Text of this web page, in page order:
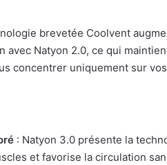
brevetée Coolvent
avec Natyon 2.0, ce qui
concentrer uniquement sur
: Natyon 3.0 présente la
et favorise la circulation